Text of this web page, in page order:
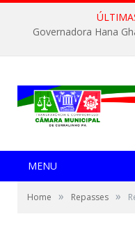
Governadora Hana
MENU
Home » Repasses »